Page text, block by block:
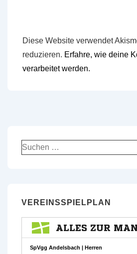
Diese Website verwendet
reduzieren. Erfahre, wie deine
verarbeitet werden.
Suchen
nach:
VEREINSSPIELPLAN